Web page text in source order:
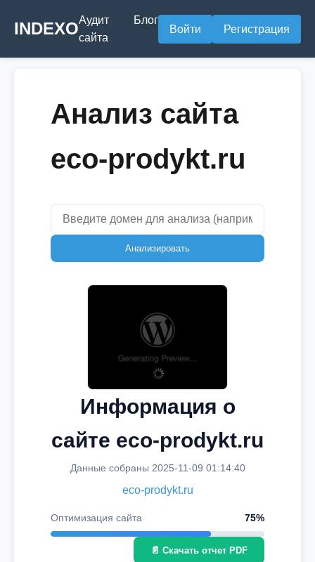
INDEXOАудит
сайта
Блог
Войти Регистрация
Анализ сайта
eco-prodykt.ru
Анализировать
Информация о
сайте eco-prodykt.ru
Данные собраны 2025-11-09 01:14:40
eco-prodykt.ru
Оптимизация сайта 75%
📄 Скачать отчет PDF